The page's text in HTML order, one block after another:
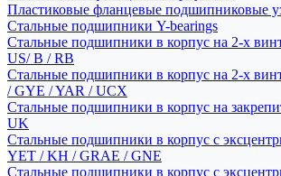
Пластиковые фланцевые подшипниковые
Стальные подшипники Y-bearings
Стальные подшипники в корпус на 2-х
US/ B / RB
Стальные подшипники в корпус на 2-х
/ GYE / YAR / UCX
Стальные подшипники в корпус на
UK
Стальные подшипники в корпус с
YET / KH / GRAE / GNE
Стальные подшипники в корпус с